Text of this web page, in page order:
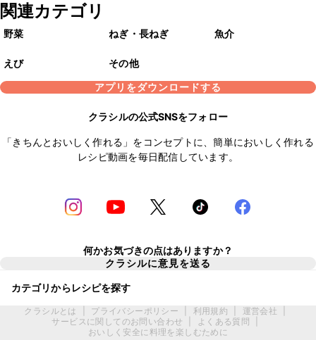
関連カテゴリ
野菜 ねぎ・長ねぎ 魚介
えび
その他
アプリをダウンロードする
クラシルの公式SNSをフォロー
「きちんとおいしく作れる」をコンセプトに、簡単においしく作れる
レシピ動画を毎日配信しています。
何かお気づきの点はありますか？
クラシルに意見を送る
カテゴリからレシピを探す
クラシルとは プライバシーポリシー 利用規約 運営会社
サービスに関してのお問い合わせ
よくある質問
おいしく安全に料理を楽しむために